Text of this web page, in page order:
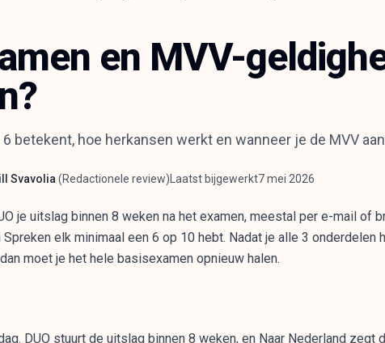
en MVV-
betekent, hoe herkansen werkt en wanneer je de MVV
Svavolia (Redactionele review) Laatst bijgewerkt7 mei 2026
je uitslag binnen 8 weken na het examen, meestal per e-mail of
elk minimaal een 6 op 10 hebt. Nadat je alle 3 onderdelen
moet je het hele basisexamen opnieuw halen.
DUO stuurt de uitslag binnen 8 weken, en Naar Nederland zegt